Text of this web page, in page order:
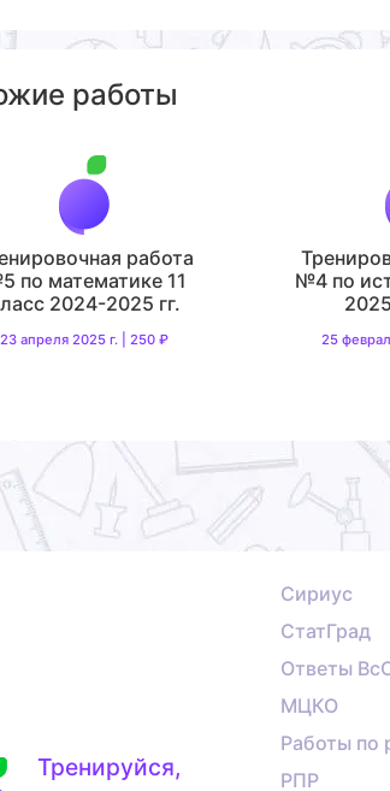
работы
работа
по математике 11
2024-2025 гг.
23 апреля 2025 г. | 250 ₽
№4 по
25
Тренируйся,
Сириус
СтатГрад
Ответы
МЦКО
Работы по
РПР